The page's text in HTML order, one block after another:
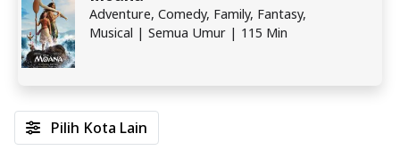
Adventure, Comedy, Family, Fantasy,
Musical | Semua Umur | 115 Min
Pilih Kota Lain